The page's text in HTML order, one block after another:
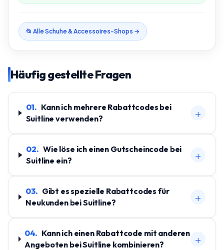
📂 AlleSchuhe & Accessoires-Shops →
Häufig gestellte Fragen
01. Kann ich mehrere Rabattcodes bei
Suitline verwenden?
+
02. Wie löse ich einen Gutscheincode bei
Suitline ein?
+
03. Gibt es spezielle Rabattcodes für
Neukunden bei Suitline?
+
04. Kann ich einen Rabattcode mit anderen
Angeboten bei Suitline kombinieren?
+